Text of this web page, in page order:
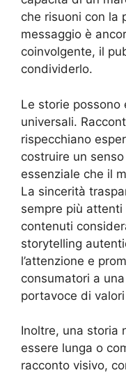
che risuoni con la
messaggio è
coinvolgente, il
condividerlo.
Le storie possono
universali.
rispecchiano
costruire un
essenziale che il
La sincerità
sempre più
contenuti
storytelling
l’attenzione e
consumatori a
portavoce di
Inoltre, una storia
essere lunga o
racconto visivo,